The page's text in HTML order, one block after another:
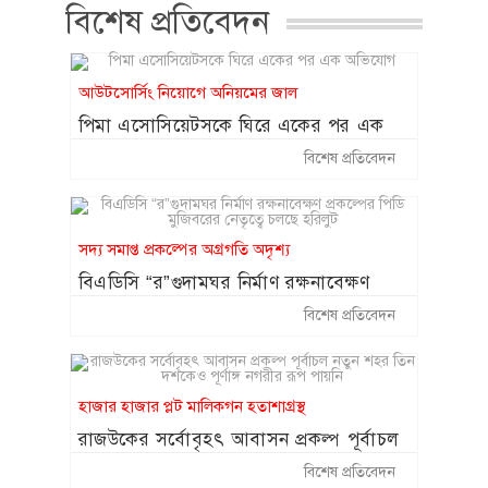
পেলেন কিশোরী
১৪
কক্সবাজারে ঝুঁকিপূর্ণ
প্যারাসেলিং বন্ধে সরকারকে
লিগ্যাল নোটিশ
১৫
চট্টগ্রাম বোর্ডের স্থগিত হওয়া
এইচএসসি পরীক্ষা
বিশেষ প্রতিবেদন
আউটসোর্সিং নিয়োগে অনিয়মের জাল
পিমা এসোসিয়েটসকে ঘিরে একের পর এক
বিশেষ প্রতিবেদন
সদ্য সমাপ্ত প্রকল্পের অগ্রগতি অদৃশ্য
বিএডিসি “র”গুদামঘর নির্মাণ রক্ষনাবেক্ষণ
প্রকল্পের পিডি মুজিবরের নেতৃত্বে চলছে হরিলুট
বিশেষ প্রতিবেদন
হাজার হাজার প্লট মালিকগন হতাশাগ্রস্থ
রাজউকের সর্বোবৃহৎ আবাসন প্রকল্প পূর্বাচল
নতুন শহর তিন দশকেও পূর্ণাঙ্গ নগরীর রূপ
বিশেষ প্রতিবেদন